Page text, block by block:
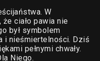
W
ciało pawia nie
był symbolem
i nieśmiertelności. Dziś
pełnymi chwały.
Niego.